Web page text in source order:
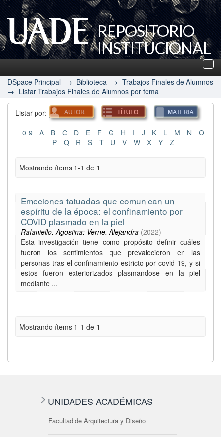
REPOSITORIO
INSTITUCIONAL
UADE
DSpace Principal → Biblioteca → Trabajos Finales de Alumnos
→ Listar Trabajos Finales de Alumnos por tema
Listar por:
0-9 A B C D E F G H I J K L M N
O
P
Q R S T U V W X Y Z
Mostrando ítems 1-1 de 1
Emociones tatuadas que comunican un
espíritu de la época: el confinamiento por
COVID plasmado en la piel
Rafaniello, Agostina; Verne, Alejandra (2022)
Esta investigación tiene como propósito definir cuáles
fueron los sentimientos que prevalecieron en las
personas tras el confinamiento estricto por covid 19, y si
estos fueron exteriorizados plasmandose en la piel
mediante ...
Mostrando ítems 1-1 de 1
UNIDADES ACADÉMICAS
Facultad de Arquitectura y Diseño